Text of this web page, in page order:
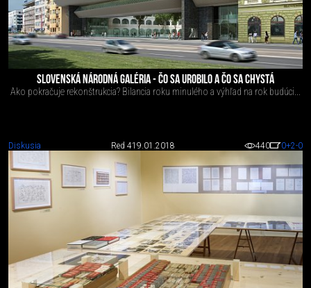
SLOVENSKÁ NÁRODNÁ GALÉRIA - ČO SA UROBILO A ČO SA CHYSTÁ
Ako pokračuje rekonštrukcia? Bilancia roku minulého a výhľad na rok budúci...
Diskusia Red 419.01.2018 440 0+2-0